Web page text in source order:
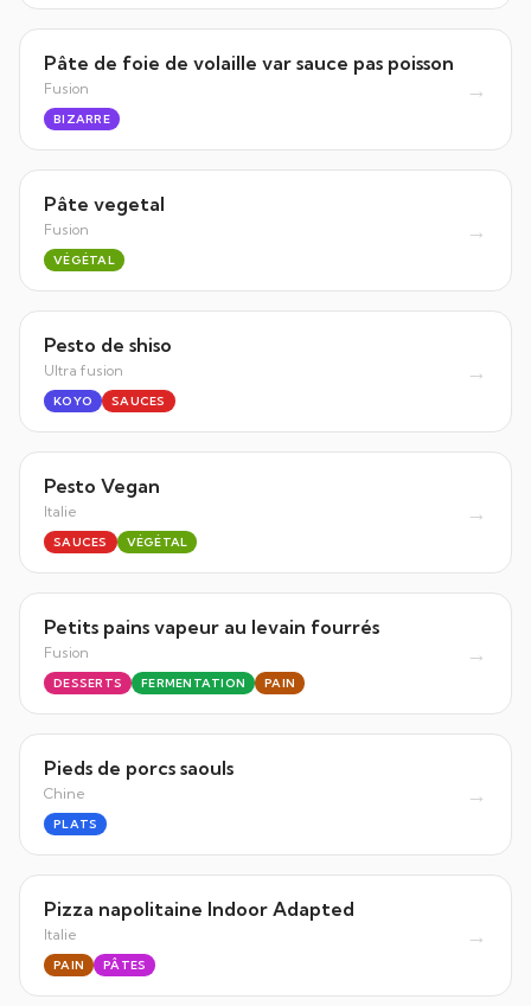
Pâte de foie de volaille var sauce pas poisson
Fusion
BIZARRE
→
Pâte vegetal
Fusion
VÉGÉTAL
→
Pesto de shiso
Ultra fusion
KOYO SAUCES
→
Pesto Vegan
Italie
SAUCES VÉGÉTAL
→
Petits pains vapeur au levain fourrés
Fusion
DESSERTS FERMENTATION PAIN
→
Pieds de porcs saouls
Chine
PLATS
→
Pizza napolitaine Indoor Adapted
Italie
PAIN PÂTES
→